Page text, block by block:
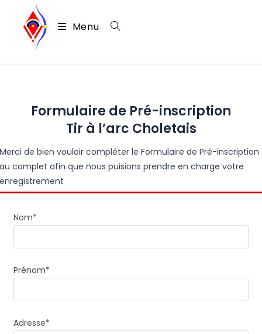
content
Menu
Formulaire de Pré-inscription
Tir à l’arc Choletais
Merci de bien vouloir compléter le Formulaire de Pré-inscription
au complet afin que nous puisions prendre en charge votre
enregistrement
Nom*
Prénom*
Adresse*